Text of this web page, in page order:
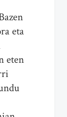
eta
eten